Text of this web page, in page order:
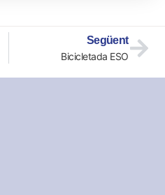
Següent
Bicicletada ESO